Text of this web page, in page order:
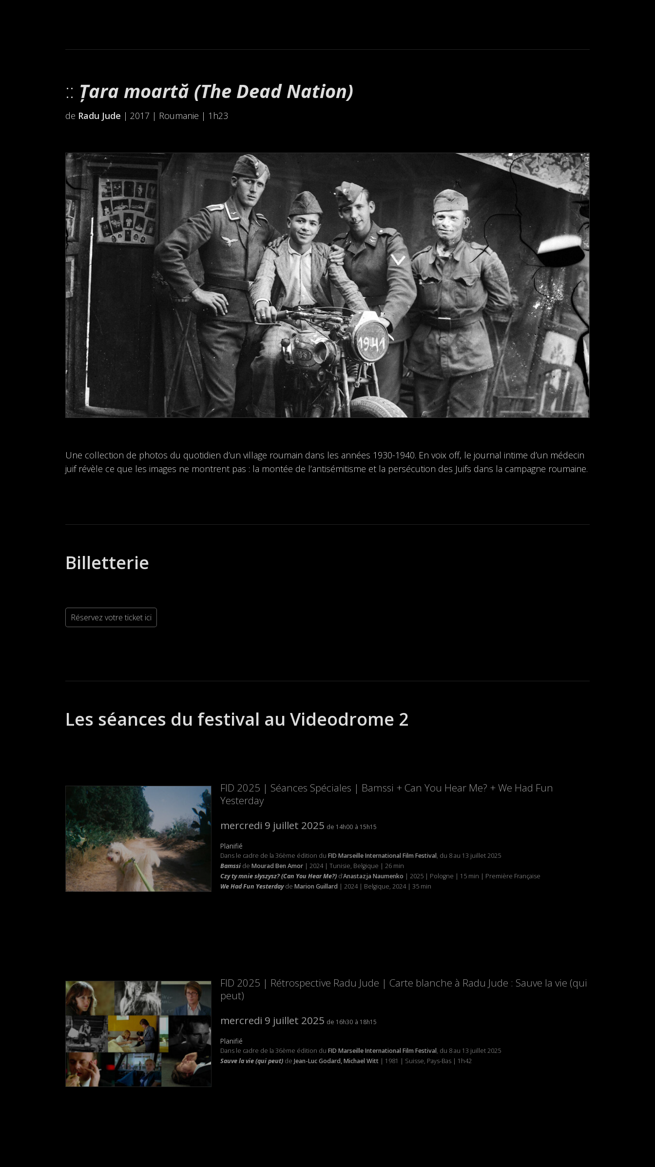
Țara moartă (The Dead Nation)
de Radu Jude | 2017 | Roumanie | 1h23
Une collection de photos du quotidien d’un village roumain dans les années 1930-1940. En voix off, le journal intime d’un médecin
juif révèle ce que les images ne montrent pas : la montée de l’antisémitisme et la persécution des Juifs dans la campagne roumaine.
Billetterie
Réservez votre ticket ici
Les séances du festival au Videodrome 2
FID 2025 | Séances Spéciales | Bamssi + Can You Hear Me? + We Had Fun
Yesterday
mercredi 9 juillet 2025
14h00 15h15
Planifié
Dans le cadre de la 36ème édition du FID Marseille International Film Festival, du 8 au 13 juillet 2025
Bamsside Mourad Ben Amor| 2024 | Tunisie, Belgique | 26 min
Czy ty mnie słyszysz? (Can You Hear Me?)d’Anastazja Naumenko | 2025 | Pologne | 15 min | Première Française
We Had Fun Yesterdayde Marion Guillard | 2024 | Belgique, 2024 | 35 min
FID 2025 | Rétrospective Radu Jude | Carte blanche à Radu Jude : Sauve la vie (qui
peut)
mercredi 9 juillet 2025
16h30 18h15
Planifié
Dans le cadre de la 36ème édition du FID Marseille International Film Festival, du 8 au 13 juillet 2025
Sauve la vie (qui peut)de Jean-Luc Godard, Michael Witt| 1981 | Suisse, Pays-Bas | 1h42